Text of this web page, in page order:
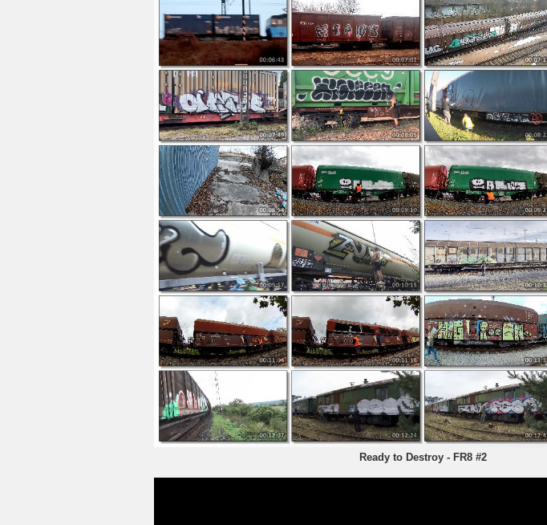
Ready to Destroy - FR8 #2